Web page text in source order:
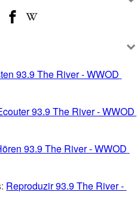
93.9 The River - WWOD
93.9 The River - WWOD
93.9 The River - WWOD
Reproduzir 93.9 The River -